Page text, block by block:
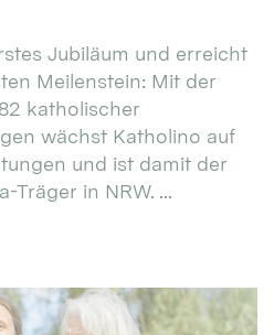
Jubiläum und erreicht
Meilenstein: Mit der
katholischer
wächst Katholino auf
und ist damit der
Träger in NRW. ...